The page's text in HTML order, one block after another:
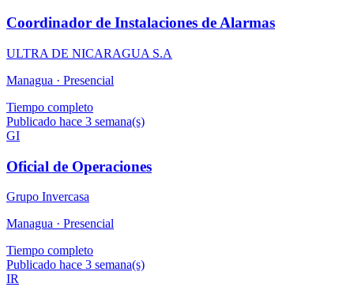
Coordinador de Instalaciones de Alarmas
ULTRA DE NICARAGUA S.A
Managua · Presencial
Tiempo completo
Publicado hace 3 semana(s)
GI
Oficial de Operaciones
Grupo Invercasa
Managua · Presencial
Tiempo completo
Publicado hace 3 semana(s)
IR